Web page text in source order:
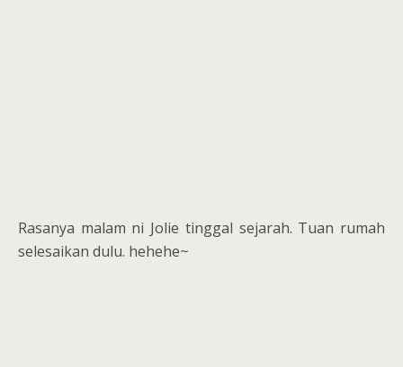
Rasanya malam ni Jolie tinggal sejarah. Tuan rumah
selesaikan dulu. hehehe~